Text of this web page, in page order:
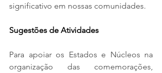
significativo em nossas comunidades.
Sugestões de Atividades
Para apoiar os Estados e Núcleos na
organização das comemorações,